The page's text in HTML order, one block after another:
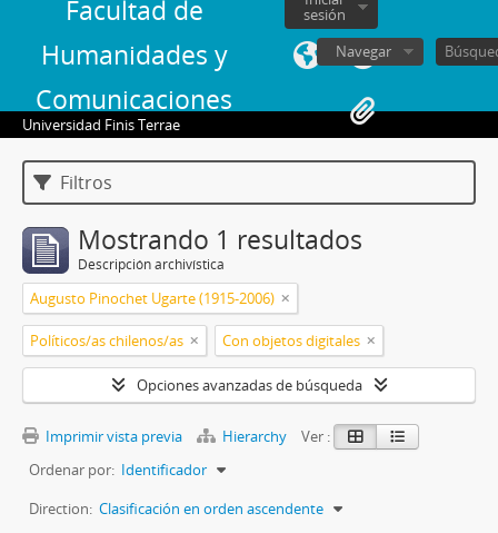
Facultad de
Humanidades y
Comunicaciones
sesión
Navegar
Universidad Finis Terrae
Filtros
Mostrando 1 resultados
Descripción archivística
Augusto Pinochet Ugarte (1915-2006)
Políticos/as chilenos/as Con objetos digitales
Opciones avanzadas de búsqueda
Imprimir vista previa Hierarchy
Ver :
Ordenar por: Identificador
Direction: Clasificación en orden ascendente